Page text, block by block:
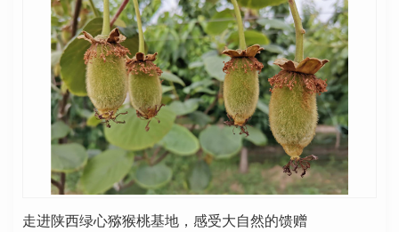
走进陕西绿心猕猴桃基地，感受大自然的馈赠